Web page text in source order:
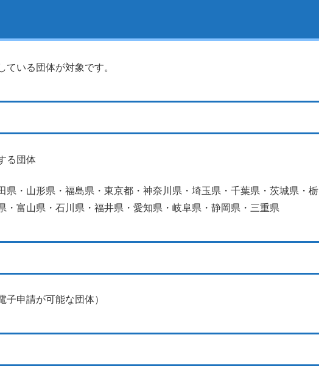
ている団体が対象です。
る団体
県・山形県・福島県・東京都・神奈川県・埼玉県・千葉県・茨城県・栃
・富山県・石川県・福井県・愛知県・岐阜県・静岡県・三重県
申請が可能な団体）